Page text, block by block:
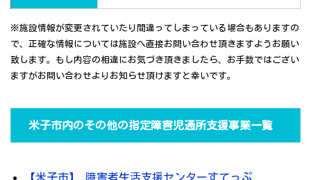
※施設情報が変更されていたり間違ってしまっている場合もありますの
で、正確な情報については施設へ直接お問い合わせ頂きますようお願い
致します。もし内容の相違にお気づき頂きましたら、お手数ではござい
ますがお問い合わせよりお知らせ頂けますと幸いです。
米子市内のその他の指定障害児通所支援事業一覧
【米子市】 障害者生活支援センターすてっぷ